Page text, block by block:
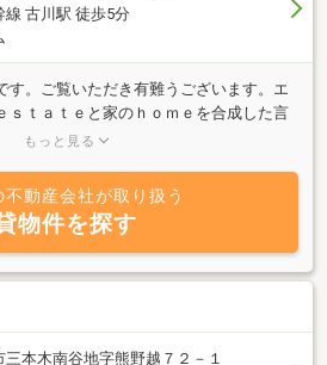
線 古川駅 徒歩5分
す。ご覧いただき有難うございます。エ
ｓｔａｔｅと家のｈｏｍｅを合成した言
ニシャルＳ・Ｔをひっかけてもいます。
わりの空間が欲しい
夫した家に住みたい方・・・ 楽し
方・・・是非大崎市での物件探しは当社
・売家の情報は勿論の事、アパート・マ
のご要望に合う物件をご提案させていた
問合せを心よりお待ちしております。
もっと見る
不動産会社が取り扱う
物件を探す
三本木南谷地字熊野越７２－１